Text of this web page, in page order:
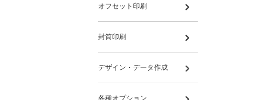
オフセット印刷
封筒印刷
デザイン・データ作成
各種オプション